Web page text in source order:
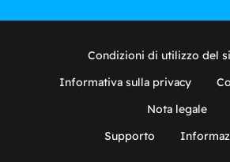
Condizioni di utilizzo del
Informativa sulla privacy
Nota legale
Supporto